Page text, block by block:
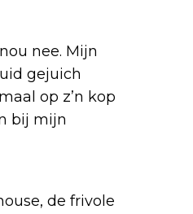
nee. Mijn
gejuich
op z’n kop
bij mijn
de frivole